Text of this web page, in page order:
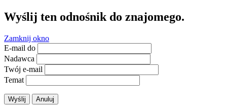
Wyślij ten odnośnik do znajomego.
Zamknij okno
E-mail do
Nadawca
Twój e-mail
Temat
Wyślij Anuluj